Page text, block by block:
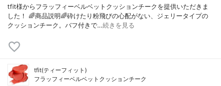
tfit様からフラッフィーベルベットクッションチークを提供いただきま
した！ 🌈商品説明🌈砕けたり粉飛びの心配がない、ジェリータイプの
クッションチーク。バフ付きで…続きを見る
tfit(ティーフィット)
フラッフィーベルベットクッションチーク